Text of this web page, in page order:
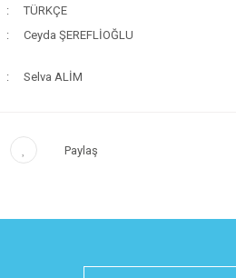
TÜRKÇE
Ceyda ŞEREFLİOĞLU
Selva ALİM
Paylaş